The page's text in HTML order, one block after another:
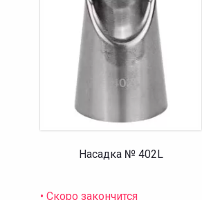
Насадка № 402L
• Скоро закончится